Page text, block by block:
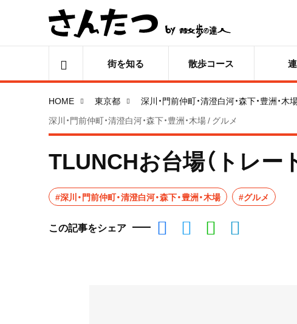
街を知る 散歩コース
HOME 東京都 深川・門前仲町・清澄白河・森下・豊洲・木
深川・門前仲町・清澄白河・森下・豊洲・木場 / グルメ
TLUNCHお台場（トレー
#深川・門前仲町・清澄白河・森下・豊洲・木場 #グルメ
この記事をシェア